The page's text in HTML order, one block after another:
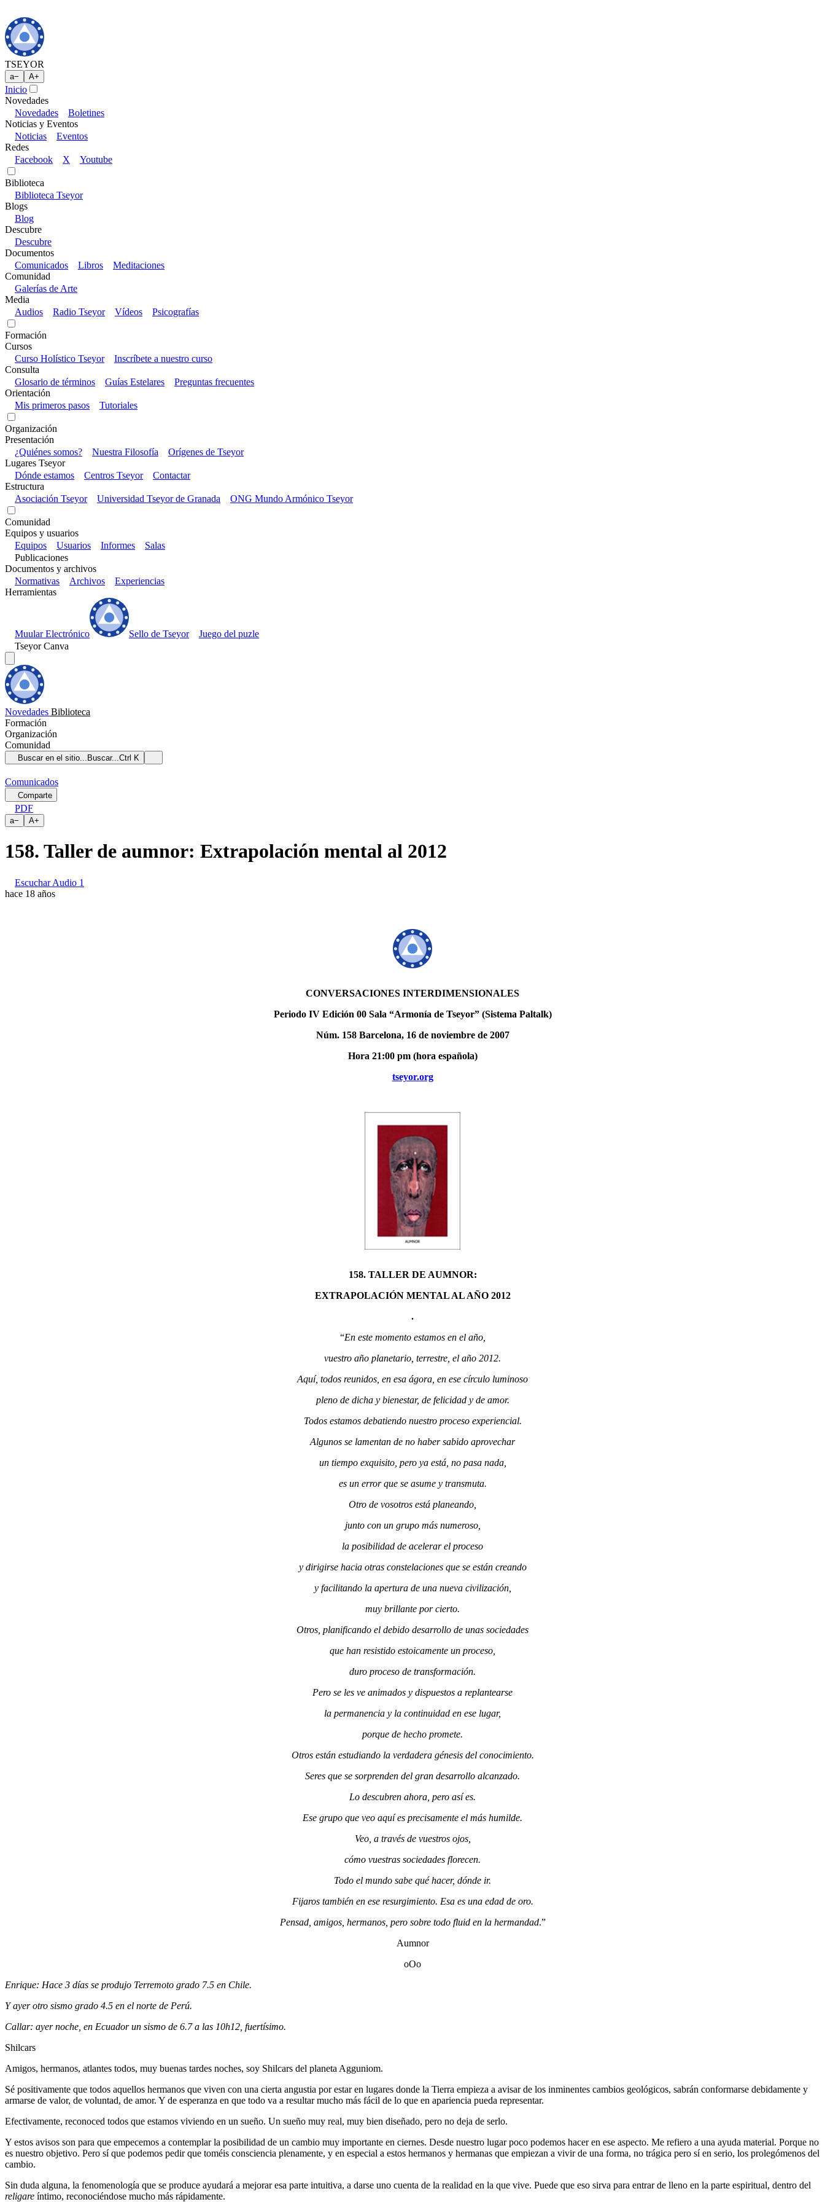
TSEYOR
a− A+
Inicio
Novedades
Novedades
Boletines
Noticias y Eventos
Noticias
Eventos
Redes
Facebook
X Youtube
Biblioteca
Biblioteca Tseyor
Blogs
Blog
Descubre
Descubre
Documentos
Comunicados
Libros
Meditaciones
Comunidad
Galerías de Arte
Media
Audios
Radio Tseyor Vídeos Psicografías
Formación
Cursos
Curso Holístico Tseyor
Inscríbete a nuestro curso
Consulta
Glosario de términos
Guías Estelares
Preguntas frecuentes
Orientación
Mis primeros pasos
Tutoriales
Organización
Presentación
¿Quiénes somos?
Nuestra Filosofía
Orígenes de Tseyor
Lugares Tseyor
Dónde estamos
Centros Tseyor
Contactar
Estructura
Asociación Tseyor
Universidad Tseyor de Granada ONG Mundo Armónico Tseyor
Comunidad
Equipos y usuarios
Equipos
Usuarios Informes
Salas
Publicaciones
Documentos y archivos
Normativas
Archivos
Experiencias
Herramientas
Muular Electrónico Sello de Tseyor
Juego del puzle
Tseyor Canva
Novedades Biblioteca
Formación
Organización
Comunidad
Buscar en el sitio... Buscar...Ctrl K
Comunicados
Comparte
PDF
a− A+
158. Taller de aumnor: Extrapolación mental al 2012
Escuchar Audio 1
hace 18 años
CONVERSACIONES INTERDIMENSIONALES
Periodo IV Edición 00 Sala “Armonía de Tseyor” (Sistema Paltalk)
Núm. 158 Barcelona, 16 de noviembre de 2007
Hora 21:00 pm (hora española)
tseyor.org
158. TALLER DE AUMNOR:
EXTRAPOLACIÓN MENTAL AL AÑO 2012
.
“En este momento estamos en el año,
vuestro año planetario, terrestre, el año 2012.
Aquí, todos reunidos, en esa ágora, en ese círculo luminoso
pleno de dicha y bienestar, de felicidad y de amor.
Todos estamos debatiendo nuestro proceso experiencial.
Algunos se lamentan de no haber sabido aprovechar
un tiempo exquisito, pero ya está, no pasa nada,
es un error que se asume y transmuta.
Otro de vosotros está planeando,
junto con un grupo más numeroso,
la posibilidad de acelerar el proceso
y dirigirse hacia otras constelaciones que se están creando
y facilitando la apertura de una nueva civilización,
muy brillante por cierto.
Otros, planificando el debido desarrollo de unas sociedades
que han resistido estoicamente un proceso,
duro proceso de transformación.
Pero se les ve animados y dispuestos a replantearse
la permanencia y la continuidad en ese lugar,
porque de hecho promete.
Otros están estudiando la verdadera génesis del conocimiento.
Seres que se sorprenden del gran desarrollo alcanzado.
Lo descubren ahora, pero así es.
Ese grupo que veo aquí es precisamente el más humilde.
Veo, a través de vuestros ojos,
cómo vuestras sociedades florecen.
Todo el mundo sabe qué hacer, dónde ir.
Fijaros también en ese resurgimiento. Esa es una edad de oro.
Pensad, amigos, hermanos, pero sobre todo fluid en la hermandad.”
Aumnor
oOo
Enrique: Hace 3 días se produjo Terremoto grado 7.5 en Chile.
Y ayer otro sismo grado 4.5 en el norte de Perú.
Callar: ayer noche, en Ecuador un sismo de 6.7 a las 10h12, fuertísimo.
Shilcars
Amigos, hermanos, atlantes todos, muy buenas tardes noches, soy Shilcars del planeta Agguniom.
Sé positivamente que todos aquellos hermanos que viven con una cierta angustia por estar en lugares donde la Tierra empieza a avisar de los inminentes cambios geológicos, sabrán conformarse debidamente y
armarse de valor, de voluntad, de amor. Y de esperanza en que todo va a resultar mucho más fácil de lo que en apariencia pueda representar.
Efectivamente, reconoced todos que estamos viviendo en un sueño. Un sueño muy real, muy bien diseñado, pero no deja de serlo.
Y estos avisos son para que empecemos a contemplar la posibilidad de un cambio muy importante en ciernes. Desde nuestro lugar poco podemos hacer en ese aspecto. Me refiero a una ayuda material. Porque no
es nuestro objetivo. Pero sí que podemos pedir que toméis consciencia plenamente, y en especial a estos hermanos y hermanas que empiezan a vivir de una forma, no trágica pero sí en serio, los prolegómenos del
cambio.
Sin duda alguna, la fenomenología que se produce ayudará a mejorar esa parte intuitiva, a darse uno cuenta de la realidad en la que vive. Puede que eso sirva para entrar de lleno en la parte espiritual, dentro del
religare íntimo, reconociéndose mucho más rápidamente.